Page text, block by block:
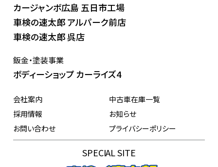
カージャンボ広島 五日市工場
車検の速太郎 アルパーク前店
車検の速太郎 呉店
鈑金・塗装事業
ボディーショップ カーライズ4
会社案内
中古車在庫一覧
採用情報
お知らせ
お問い合わせ
プライバシーポリシー
SPECIAL SITE